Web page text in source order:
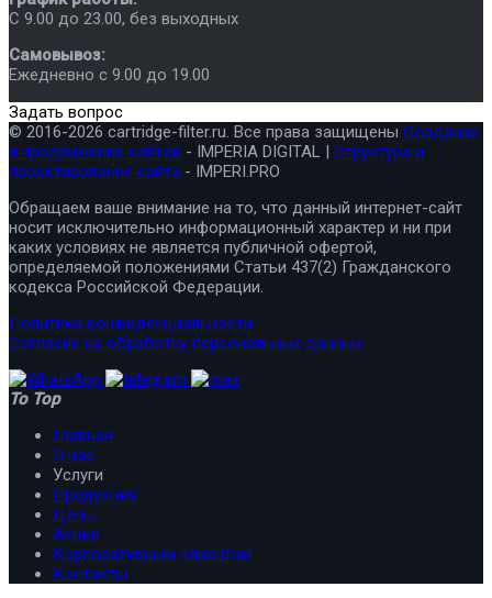
C 9.00 до 23.00, без выходных
Самовывоз:
Ежедневно с 9.00 до 19.00
Задать вопрос
© 2016-2026 cartridge-filter.ru. Все права защищены Создание
и продвижение сайтов - IMPERIA DIGITAL | Структура и
проектирование сайта - IMPERI.PRO
Обращаем ваше внимание на то, что данный интернет-сайт
носит исключительно информационный характер и ни при
каких условиях не является публичной офертой,
определяемой положениями Статьи 437(2) Гражданского
кодекса Российской Федерации.
Политика конфиденциальности
Согласие на обработку персональных данных
To Top
Главная
О нас
Услуги
Продукция
Цены
Акции
Корпоративным клиентам
Контакты